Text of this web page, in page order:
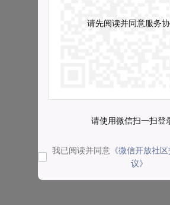
请先阅读并同意服务
请使用微信扫一扫登
我已阅读并同意 《微信开放社
议》